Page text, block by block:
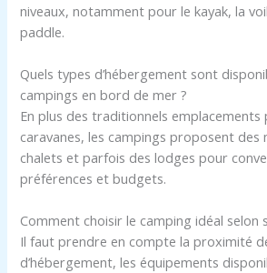
niveaux, notamment pour le kayak, la
paddle.
Quels types d’hébergement sont
campings en bord de mer ?
En plus des traditionnels
caravanes, les campings proposent des
chalets et parfois des lodges pour
préférences et budgets.
Comment choisir le camping idéal selon
Il faut prendre en compte la proximité
d’hébergement, les équipements